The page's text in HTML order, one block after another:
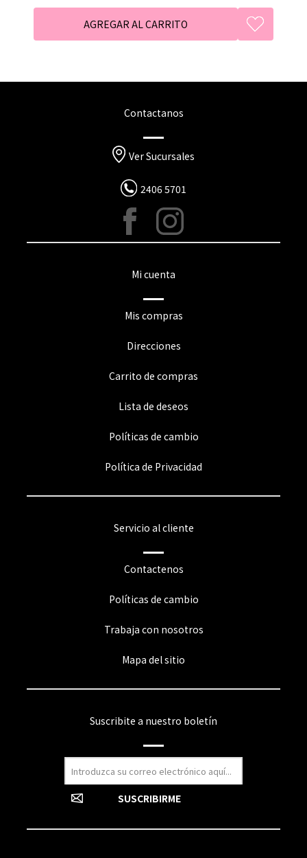
Contactanos
Ver Sucursales
2406 5701
Mi cuenta
Mis compras
Direcciones
Carrito de compras
Lista de deseos
Políticas de cambio
Política de Privacidad
Servicio al cliente
Contactenos
Políticas de cambio
Trabaja con nosotros
Mapa del sitio
Suscribite a nuestro boletín